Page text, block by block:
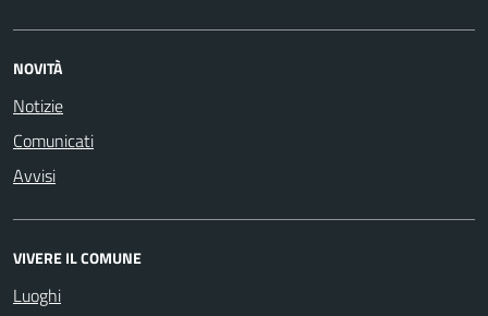
NOVITÀ
Notizie
Comunicati
Avvisi
VIVERE IL COMUNE
Luoghi